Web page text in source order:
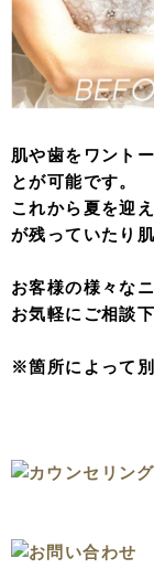
肌や歯をワント
とが可能です。
これから夏を迎
が残っていたり
お客様の様々な
お気軽にご相談
※箇所によって